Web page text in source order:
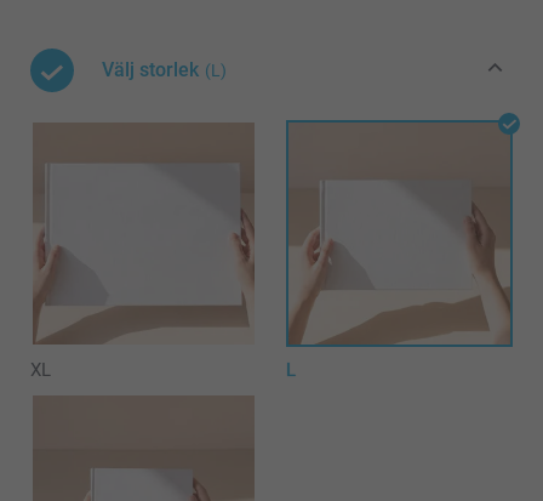
Välj storlek (L)
XL L